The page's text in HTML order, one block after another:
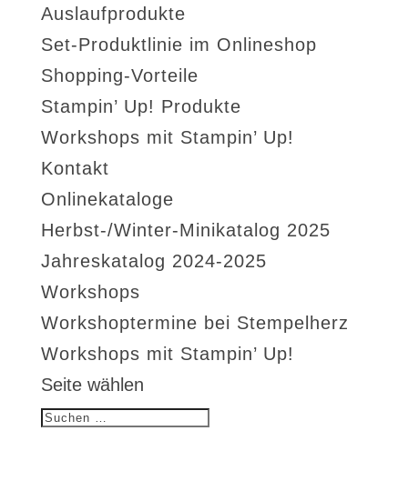
Auslaufprodukte
Set-Produktlinie im Onlineshop
Shopping-Vorteile
Stampin’ Up! Produkte
Workshops mit Stampin’ Up!
Kontakt
Onlinekataloge
Herbst-/Winter-Minikatalog 2025
Jahreskatalog 2024-2025
Workshops
Workshoptermine bei Stempelherz
Workshops mit Stampin’ Up!
Seite wählen